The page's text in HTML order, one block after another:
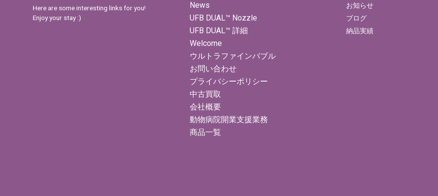
Here are some interesting links for you!
Enjoy your stay :)
News
UFB DUAL™ Nozzle
UFB DUAL™ 詳細
Welcome
ウルトラファインバブル
お問い合わせ
プライバシーポリシー
中古買取
会社概要
動物病院開業支援業務
商品一覧
お知らせ
ブログ
納品実績